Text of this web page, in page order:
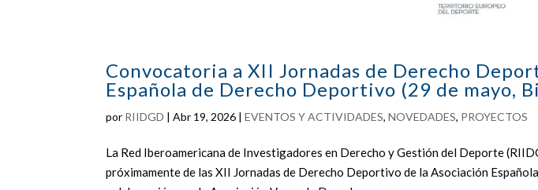
Convocatoria a XII Jornadas de Derecho
Española de Derecho Deportivo (29 de mayo,
por RIIDGD |Abr 19, 2026 |EVENTOS Y ACTIVIDADES,NOVEDADES, PROYECTOS
La Red Iberoamericana de Investigadores en Derecho y Gestión del Deporte
próximamente de las XII Jornadas de Derecho Deportivo de la Asociación